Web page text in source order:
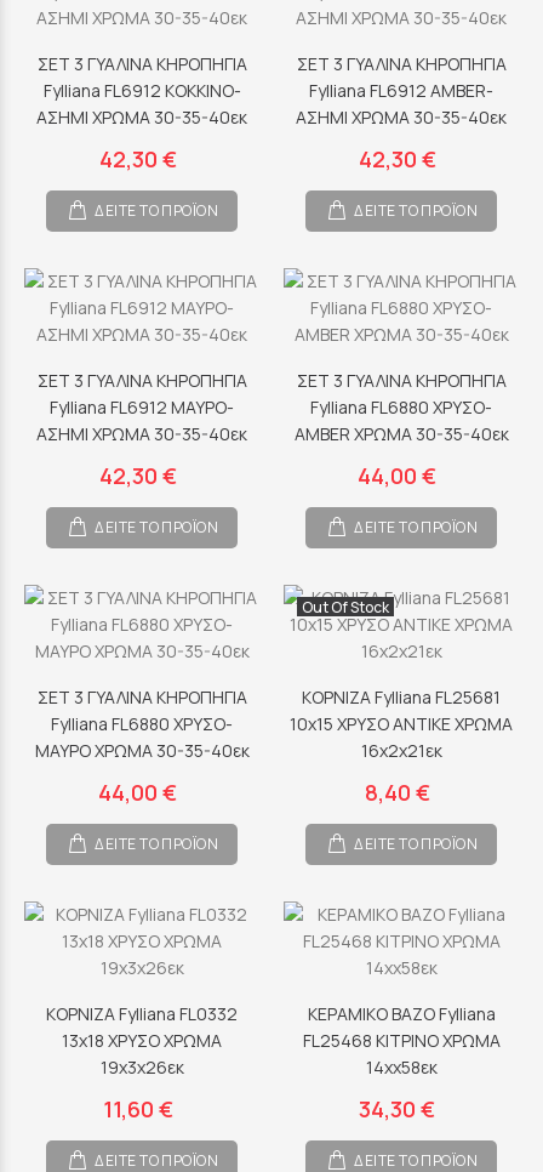
ΣΕΤ 3 ΓΥΑΛΙΝΑ ΚΗΡΟΠΗΓΙΑ
Fylliana FL6912 ΚΟΚΚΙΝΟ-
ΑΣΗΜΙ ΧΡΩΜΑ 30-35-40εκ
42,30 €
ΔΕΙΤΕ ΤΟ ΠΡΟΪΟΝ
ΣΕΤ 3 ΓΥΑΛΙΝΑ ΚΗΡΟΠΗΓΙΑ
Fylliana FL6912 AMBER-
ΑΣΗΜΙ ΧΡΩΜΑ 30-35-40εκ
42,30 €
ΔΕΙΤΕ ΤΟ ΠΡΟΪΟΝ
ΣΕΤ 3 ΓΥΑΛΙΝΑ ΚΗΡΟΠΗΓΙΑ
Fylliana FL6912 ΜΑΥΡΟ-
ΑΣΗΜΙ ΧΡΩΜΑ 30-35-40εκ
42,30 €
ΔΕΙΤΕ ΤΟ ΠΡΟΪΟΝ
ΣΕΤ 3 ΓΥΑΛΙΝΑ ΚΗΡΟΠΗΓΙΑ
Fylliana FL6880 ΧΡΥΣΟ-
AMBER ΧΡΩΜΑ 30-35-40εκ
44,00 €
ΔΕΙΤΕ ΤΟ ΠΡΟΪΟΝ
ΣΕΤ 3 ΓΥΑΛΙΝΑ ΚΗΡΟΠΗΓΙΑ
Fylliana FL6880 ΧΡΥΣΟ-
ΜΑΥΡΟ ΧΡΩΜΑ 30-35-40εκ
44,00 €
ΔΕΙΤΕ ΤΟ ΠΡΟΪΟΝ
Out Of Stock
ΚΟΡΝΙΖΑ Fylliana FL25681
10x15 ΧΡΥΣΟ ΑΝΤΙΚΕ ΧΡΩΜΑ
16x2x21εκ
8,40 €
ΔΕΙΤΕ ΤΟ ΠΡΟΪΟΝ
ΚΟΡΝΙΖΑ Fylliana FL0332
13x18 ΧΡΥΣΟ ΧΡΩΜΑ
19x3x26εκ
11,60 €
ΔΕΙΤΕ ΤΟ ΠΡΟΪΟΝ
ΚΕΡΑΜΙΚΟ ΒΑΖΟ Fylliana
FL25468 ΚΙΤΡΙΝΟ ΧΡΩΜΑ
14xx58εκ
34,30 €
ΔΕΙΤΕ ΤΟ ΠΡΟΪΟΝ